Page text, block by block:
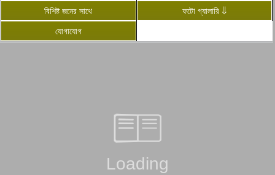
বিশিষ্ট জনের সাথে
ফটো গ্যালারি ⇓
যোগাযোগ